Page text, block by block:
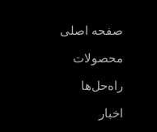
صفحه اصلی
محصولات
راه‌حل‌ها
اخبار